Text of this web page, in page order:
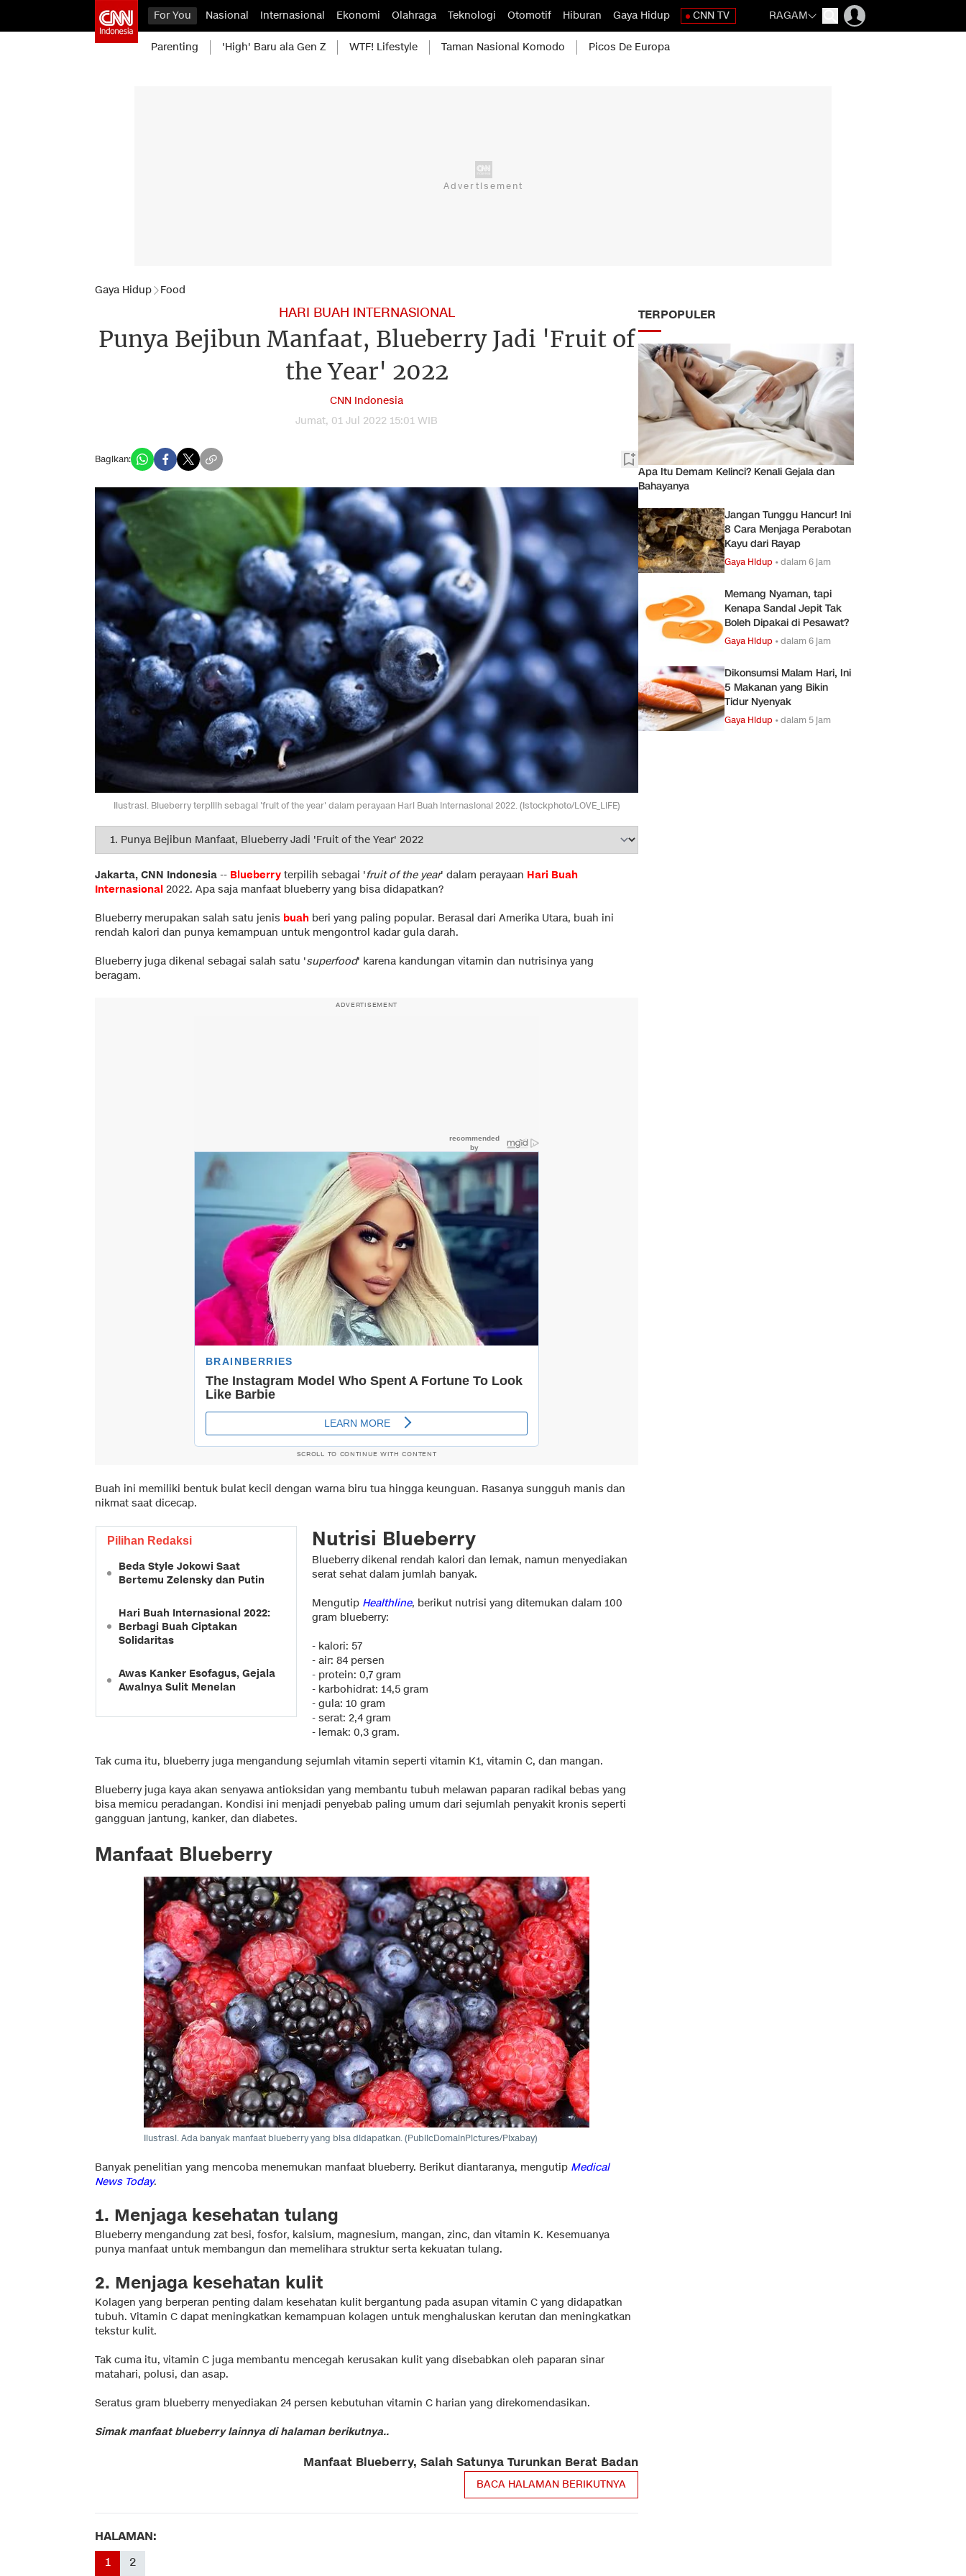
For You Nasional Internasional Ekonomi Olahraga Teknologi Otomotif Hiburan Gaya Hidup CNN TV RAGAM
Parenting 'High' Baru ala Gen Z WTF! Lifestyle Taman Nasional Komodo Picos De Europa
Gaya Hidup Food
HARI BUAH INTERNASIONAL
Punya Bejibun Manfaat, Blueberry Jadi 'Fruit of
the Year' 2022
CNN Indonesia
Jumat, 01 Jul 2022 15:01 WIB
Bagikan:
Ilustrasi. Blueberry terpilih sebagai 'fruit of the year' dalam perayaan Hari Buah Internasional 2022. (Istockphoto/LOVE_LIFE)
Jakarta, CNN Indonesia -- Blueberry terpilih sebagai 'fruit of the year' dalam perayaan Hari Buah
Internasional 2022. Apa saja manfaat blueberry yang bisa didapatkan?
Blueberry merupakan salah satu jenis buah beri yang paling popular. Berasal dari Amerika Utara, buah ini
rendah kalori dan punya kemampuan untuk mengontrol kadar gula darah.
Blueberry juga dikenal sebagai salah satu 'superfood' karena kandungan vitamin dan nutrisinya yang
beragam.
ADVERTISEMENT
SCROLL TO CONTINUE WITH CONTENT
Buah ini memiliki bentuk bulat kecil dengan warna biru tua hingga keunguan. Rasanya sungguh manis dan
nikmat saat dicecap.
Pilihan Redaksi
Beda Style Jokowi Saat
Bertemu Zelensky dan Putin
Hari Buah Internasional 2022:
Berbagi Buah Ciptakan
Solidaritas
Awas Kanker Esofagus, Gejala
Awalnya Sulit Menelan
Nutrisi Blueberry
Blueberry dikenal rendah kalori dan lemak, namun menyediakan
serat sehat dalam jumlah banyak.
Mengutip Healthline, berikut nutrisi yang ditemukan dalam 100
gram blueberry:
- kalori: 57
- air: 84 persen
- protein: 0,7 gram
- karbohidrat: 14,5 gram
- gula: 10 gram
- serat: 2,4 gram
- lemak: 0,3 gram.
Tak cuma itu, blueberry juga mengandung sejumlah vitamin seperti vitamin K1, vitamin C, dan mangan.
Blueberry juga kaya akan senyawa antioksidan yang membantu tubuh melawan paparan radikal bebas yang
bisa memicu peradangan. Kondisi ini menjadi penyebab paling umum dari sejumlah penyakit kronis seperti
gangguan jantung, kanker, dan diabetes.
Manfaat Blueberry
Ilustrasi. Ada banyak manfaat blueberry yang bisa didapatkan. (PublicDomainPictures/Pixabay)
Banyak penelitian yang mencoba menemukan manfaat blueberry. Berikut diantaranya, mengutip Medical
News Today.
1. Menjaga kesehatan tulang
Blueberry mengandung zat besi, fosfor, kalsium, magnesium, mangan, zinc, dan vitamin K. Kesemuanya
punya manfaat untuk membangun dan memelihara struktur serta kekuatan tulang.
2. Menjaga kesehatan kulit
Kolagen yang berperan penting dalam kesehatan kulit bergantung pada asupan vitamin C yang didapatkan
tubuh. Vitamin C dapat meningkatkan kemampuan kolagen untuk menghaluskan kerutan dan meningkatkan
tekstur kulit.
Tak cuma itu, vitamin C juga membantu mencegah kerusakan kulit yang disebabkan oleh paparan sinar
matahari, polusi, dan asap.
Seratus gram blueberry menyediakan 24 persen kebutuhan vitamin C harian yang direkomendasikan.
Simak manfaat blueberry lainnya di halaman berikutnya..
Manfaat Blueberry, Salah Satunya Turunkan Berat Badan
BACA HALAMAN BERIKUTNYA
HALAMAN:
1 2
TERPOPULER
Apa Itu Demam Kelinci? Kenali Gejala dan
Bahayanya
Jangan Tunggu Hancur! Ini
8 Cara Menjaga Perabotan
Kayu dari Rayap
Gaya Hidup •dalam 6 jam
Memang Nyaman, tapi
Kenapa Sandal Jepit Tak
Boleh Dipakai di Pesawat?
Gaya Hidup •dalam 6 jam
Dikonsumsi Malam Hari, Ini
5 Makanan yang Bikin
Tidur Nyenyak
Gaya Hidup •dalam 5 jam